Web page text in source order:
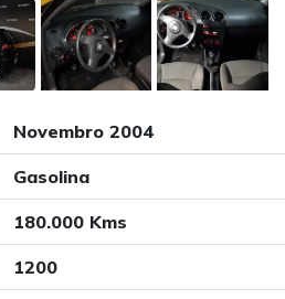
Novembro 2004
Gasolina
180.000 Kms
1200